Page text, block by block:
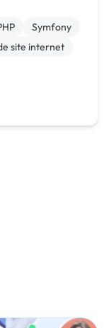
dans les
Symfony
site internet